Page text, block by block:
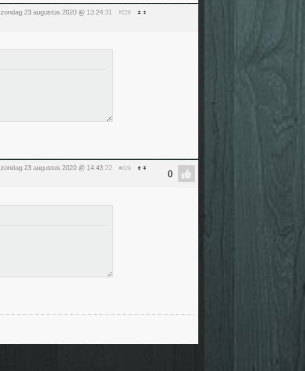
zondag 23 augustus 2020 @ 13:24:31 #228
zondag 23 augustus 2020 @ 14:43:22 #229